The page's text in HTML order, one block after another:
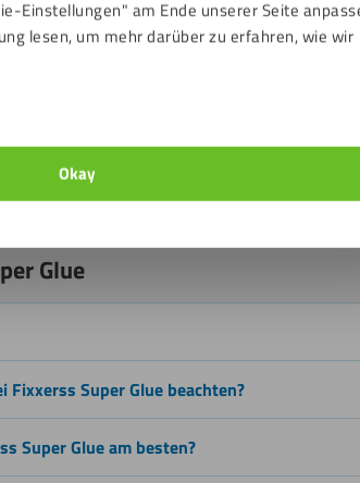
Einstellungen" am Ende unserer Seite
lesen, um mehr darüber zu erfahren, wie wir
Okay
im Modellbau, in der
Kunststoffteile, Metallkomponenten,
Detailarbeiten ist Fixxerss Super Glue eine
verschiedene Kunststoffe, Metalle und
oder Verbindungen, die sich ständig
Glue
Super Glue beachten?
Super Glue am besten?